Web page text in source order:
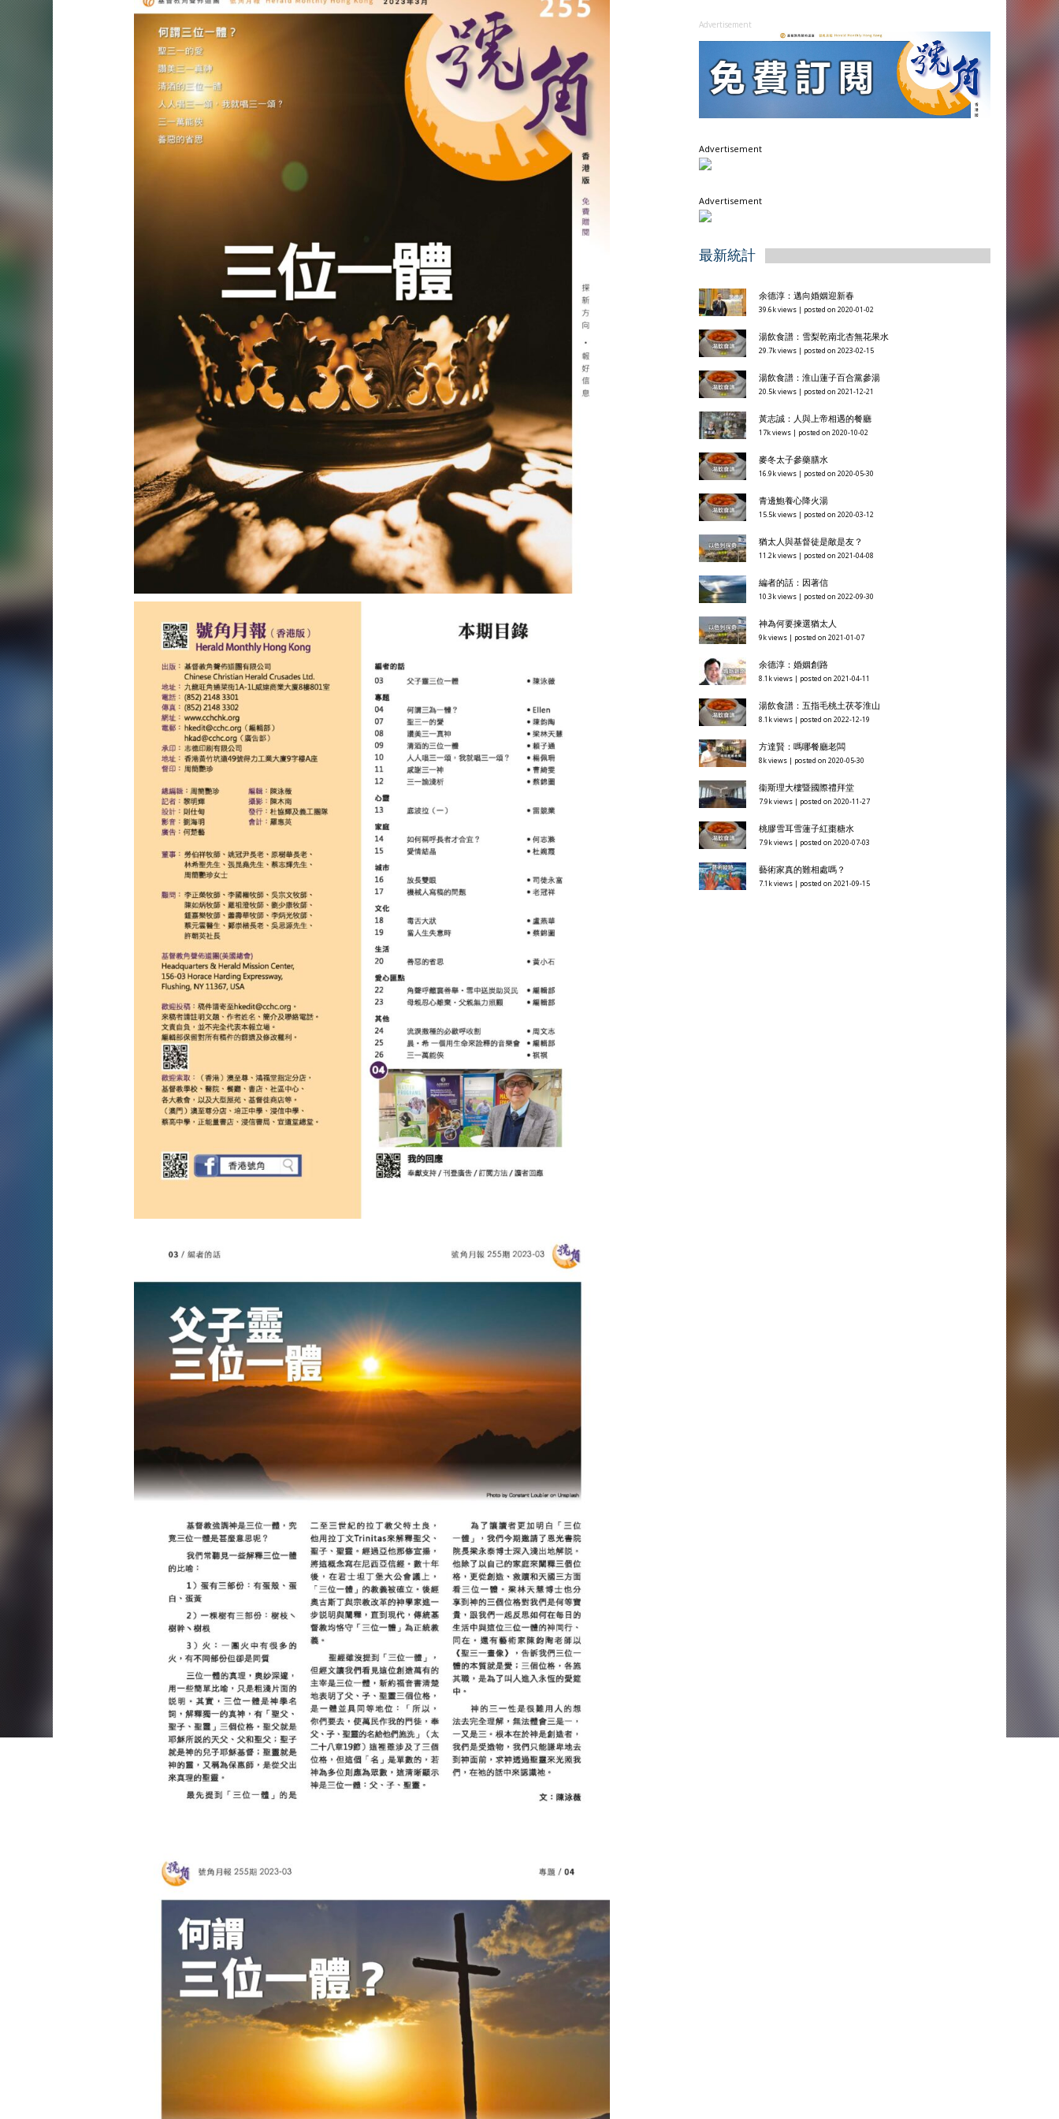
Advertisement
Advertisement
Advertisement
最新統計
余德淳：邁向婚姻迎新春
39.6k views posted on 2020-01-02
湯飲食譜：雪梨乾南北杏無花果水
29.7k views posted on 2023-02-15
湯飲食譜：淮山蓮子百合黨參湯
20.5k views posted on 2021-12-21
黃志誠：人與上帝相遇的餐廳
17k views posted on 2020-10-02
麥冬太子參藥膳水
16.9k views posted on 2020-05-30
青邊鮑養心降火湯
15.5k views posted on 2020-03-12
猶太人與基督徒是敵是友？
11.2k views posted on 2021-04-08
編者的話：因著信
10.3k views posted on 2022-09-30
神為何要揀選猶太人
9k views posted on 2021-01-07
余德淳：婚姻創路
8.1k views posted on 2021-04-11
湯飲食譜：五指毛桃土茯苓淮山
8.1k views posted on 2022-12-19
方達賢：嗎哪餐廳老闆
8k views posted on 2020-05-30
衞斯理大樓暨國際禮拜堂
7.9k views posted on 2020-11-27
桃膠雪耳雪蓮子紅棗糖水
7.9k views posted on 2020-07-03
藝術家真的難相處嗎？
7.1k views posted on 2021-09-15